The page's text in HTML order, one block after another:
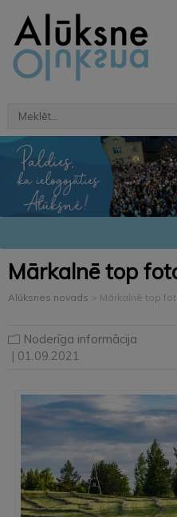
Mārkalnē top
Alūksnes novads > Mārkalnē top
Noderīga informācija
| 01.09.2021